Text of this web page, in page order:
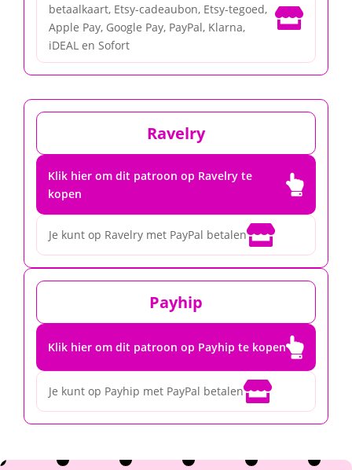
betaalkaart, Etsy-cadeaubon, Etsy-tegoed,
Apple Pay, Google Pay, PayPal, Klarna,
iDEAL en Sofort

Ravelry
Klik hier om dit patroon op Ravelry te
kopen

Je kunt op Ravelry met PayPal betalen
Payhip
Klik hier om dit patroon op Payhip te kopen
Je kunt op Payhip met PayPal betalen